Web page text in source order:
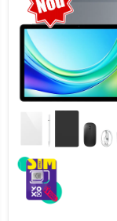
Telefoane mobile
Telefoane mobile
Telefoane mobile
Telefoane mobile
Telefoane mobile
Telefoane mobile
Telefoane mobile
Telefoane mobile
Telefoane mobile